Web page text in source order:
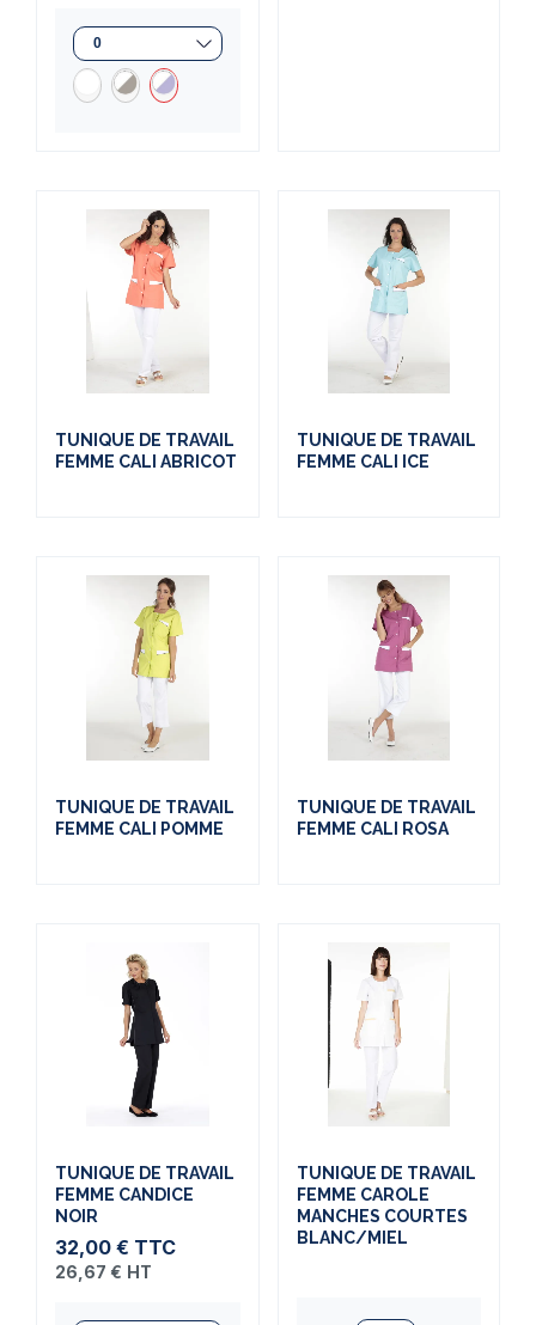
TUNIQUE DE TRAVAIL
FEMME CALI ABRICOT
TUNIQUE DE TRAVAIL
FEMME CALI ICE
TUNIQUE DE TRAVAIL
FEMME CALI POMME
TUNIQUE DE TRAVAIL
FEMME CALI ROSA
TUNIQUE DE TRAVAIL
FEMME CANDICE
NOIR
32,00 € TTC
26,67 € HT
TUNIQUE DE TRAVAIL
FEMME CAROLE
MANCHES COURTES
BLANC/MIEL